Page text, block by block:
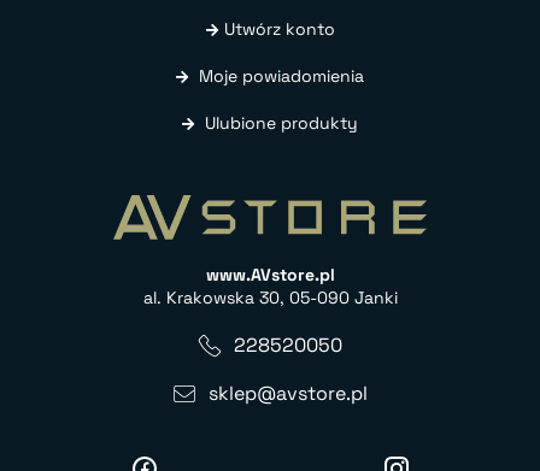
Utwórz konto
Moje powiadomienia
Ulubione produkty
www.AVstore.pl
al. Krakowska 30, 05-090 Janki
228520050
sklep@avstore.pl